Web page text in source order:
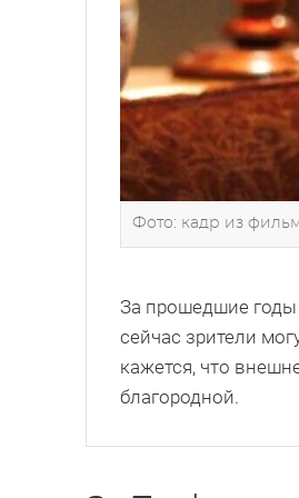
Фото: кадр из
За прошедшие годы
сейчас зрители
кажется, что
благородной.